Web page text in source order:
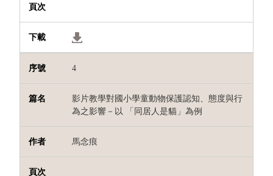
4
影片教學對國小學童動物保護認知、態度與行
為之影響－以 「同居人是貓」為例
馬念痕